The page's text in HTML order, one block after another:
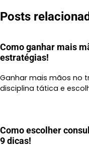
Posts
Como ganhar mais
estratégias!
Ganhar mais mãos no
disciplina tática e
Como escolher
9 dicas!